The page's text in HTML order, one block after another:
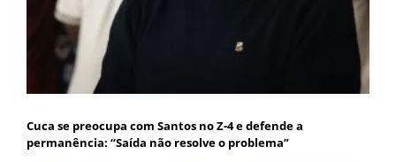
Cuca se preocupa com Santos no Z-4 e defende a
permanência: “Saída não resolve o problema”